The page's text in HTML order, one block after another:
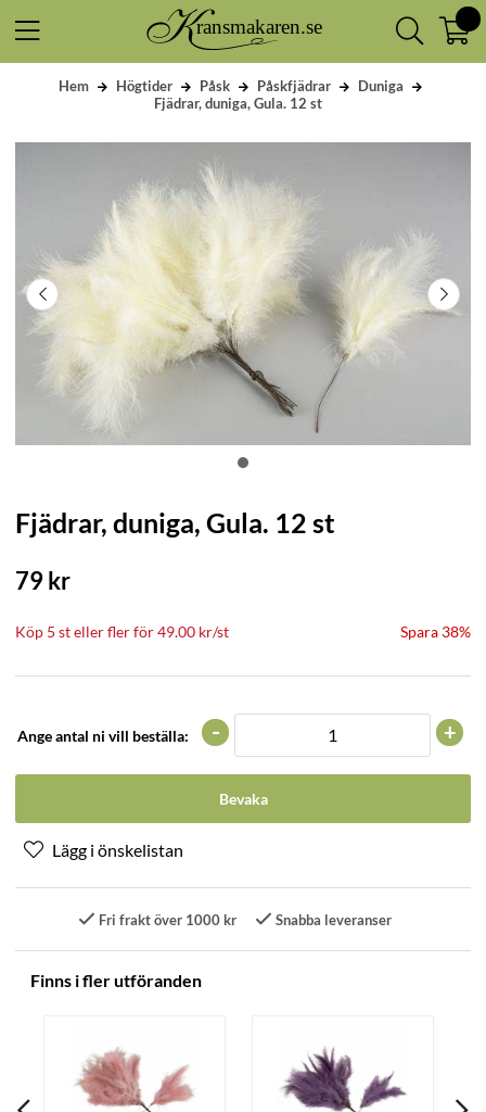
Hem Högtider Påsk Påskfjädrar
Duniga
Fjädrar, duniga, Gula. 12 st
Fjädrar, duniga, Gula. 12 st
79kr
Köp 5 steller fler för49.00 kr/st Spara 38%
Ange antal ni vill beställa: +
-
Bevaka
Fri frakt över 1000 kr Snabba leveranser
Finns i fler utföranden